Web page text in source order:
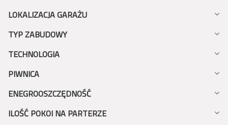
LOKALIZACJA GARAŻU
TYP ZABUDOWY
TECHNOLOGIA
PIWNICA
ENEGROOSZCZĘDNOŚĆ
ILOŚĆ POKOI NA PARTERZE